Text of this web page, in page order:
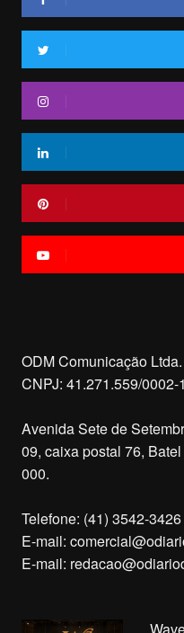
ODM Comunicação Ltda.
CNPJ: 41.271.559/0002-
Avenida Sete de
09, caixa postal 76,
000.
Telefone: (41) 3542-3426
E-mail:
E-mail: